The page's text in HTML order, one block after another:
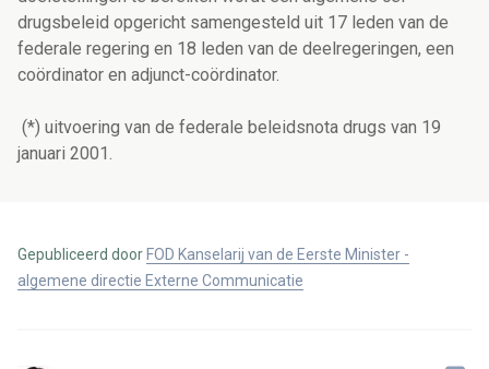
drugsbeleid opgericht samengesteld uit 17 leden van de
federale regering en 18 leden van de deelregeringen, een
coördinator en adjunct-coördinator.
(*) uitvoering van de federale beleidsnota drugs van 19
januari 2001.
Gepubliceerd door FOD Kanselarij van de Eerste Minister -
algemene directie Externe Communicatie